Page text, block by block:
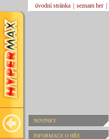
úvodní stránka seznam her
NOVINKY
INFORMACE O HŘE